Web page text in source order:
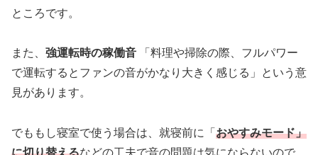
ところです。
また、 強運転時の稼働音 「料理や掃除の際、フルパワー
で運転するとファンの音がかなり大きく感じる」という意
見があります。
でももし寝室で使う場合は、就寝前に「 おやすみモード」